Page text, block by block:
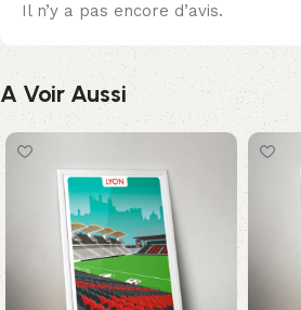
Il n’y a pas encore d’avis.
A Voir Aussi